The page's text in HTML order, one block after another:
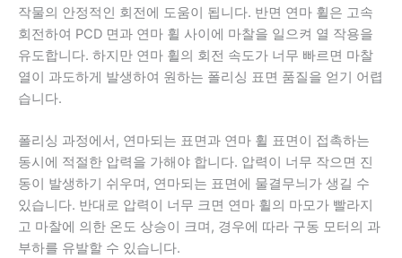
작물의 안정적인 회전에 도움이 됩니다. 반면 연마 휠은 고속
회전하여 PCD 면과 연마 휠 사이에 마찰을 일으켜 열 작용을
유도합니다. 하지만 연마 휠의 회전 속도가 너무 빠르면 마찰
열이 과도하게 발생하여 원하는 폴리싱 표면 품질을 얻기 어렵
습니다.
폴리싱 과정에서, 연마되는 표면과 연마 휠 표면이 접촉하는
동시에 적절한 압력을 가해야 합니다. 압력이 너무 작으면 진
동이 발생하기 쉬우며, 연마되는 표면에 물결무늬가 생길 수
있습니다. 반대로 압력이 너무 크면 연마 휠의 마모가 빨라지
고 마찰에 의한 온도 상승이 크며, 경우에 따라 구동 모터의 과
부하를 유발할 수 있습니다.